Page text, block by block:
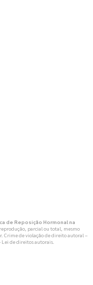
de Reposição Hormonal na
parcial ou total, mesmo
Crime de violação de direito autoral –
de direitos autorais